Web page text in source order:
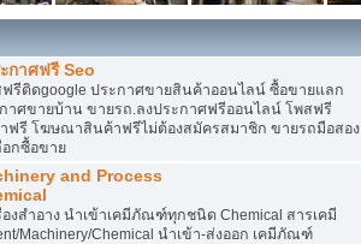
กาศฟรี Seo
รีติดgoogle ประกาศขายสินค้าออนไลน์ ซื้อขายแลก
าศขายบ้าน ขายรถ.ลงประกาศฟรีออนไลน์ โพสฟรี
รี โฆษณาสินค้าฟรีไม่ต้องสมัครสมาชิก ขายรถมือสอง
อกซื้อขาย
and Process
งสำอาง นำเข้าเคมีภัณฑ์ทุกชนิด Chemical สารเคมี
Machinery/Chemical นำเข้า-ส่งออก เคมีภัณฑ์